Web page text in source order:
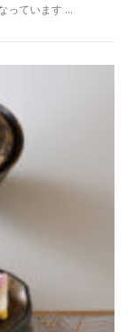
っています …